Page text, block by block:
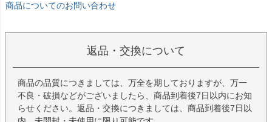
商品についてのお問い合わせ
返品・交換について
商品の品質につきましては、万全を期しておりますが、万一
不良・破損などがございましたら、商品到着後7日以内にお知
らせください。返品・交換につきましては、商品到着後7日以